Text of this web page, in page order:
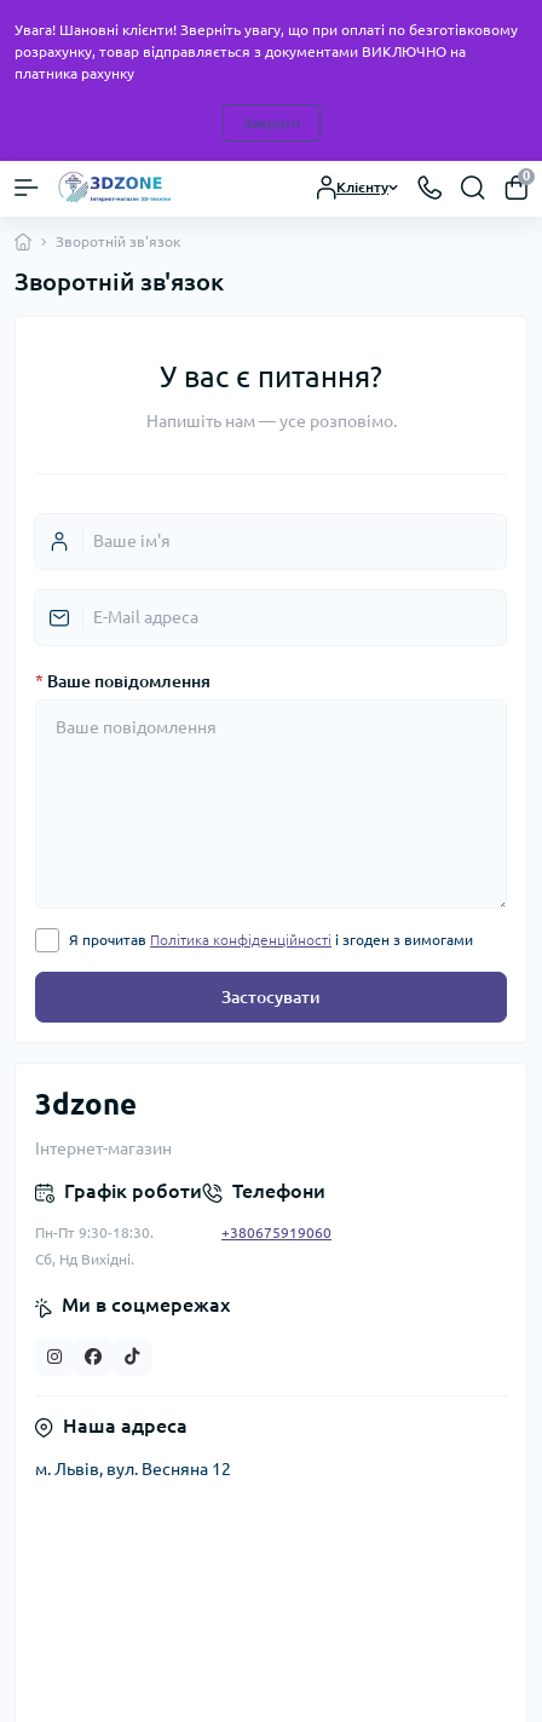
Увага! Шановні клієнти! Зверніть увагу, що при оплаті по безготівковому
розрахунку, товар відправляється з документами ВИКЛЮЧНО на
платника рахунку
Закрити
Клієнту
0
Зворотній зв'язок
Зворотній зв'язок
3dzone
Інтернет-магазин
Графік роботи
Пн-Пт 9:30-18:30.
Сб, Нд Вихідні.
Телефони
+380675919060
Ми в соцмережах
Наша адреса
м. Львів, вул. Весняна 12
У вас є питання?
Напишіть нам — усе розповімо.
* Ваше повідомлення
Я прочитав Політика конфіденційності і згоден з вимогами
Застосувати